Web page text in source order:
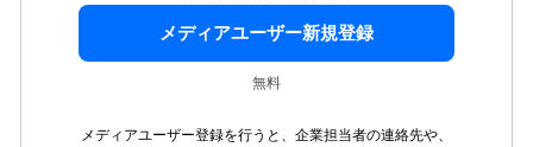
メディアユーザー新規登録
無料
メディアユーザー登録を行うと、企業担当者の連絡先や、